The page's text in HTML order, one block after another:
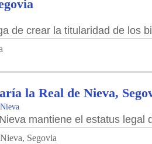
de crear la titularidad de los
la Real de Nieva,
mantiene el estatus
Segovia